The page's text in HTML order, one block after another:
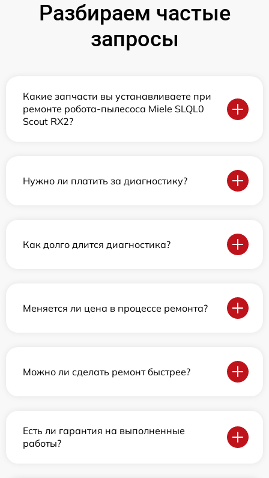
Разбираем частые
запросы
Какие запчасти вы устанавливаете при
ремонте робота-пылесоса Miele SLQL0
Scout RX2?
Нужно ли платить за диагностику?
Как долго длится диагностика?
Меняется ли цена в процессе ремонта?
Можно ли сделать ремонт быстрее?
Есть ли гарантия на выполненные
работы?